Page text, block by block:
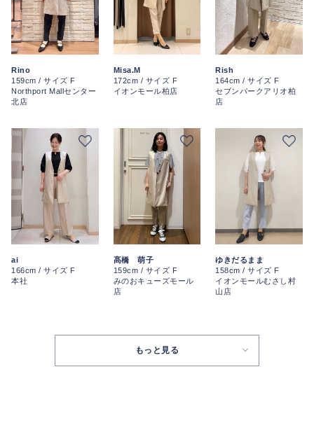
Rino
159cm / サイズ F
Northport Mallセンター
北店
Misa.M
172cm / サイズ F
イオンモール柏店
Rish
164cm / サイズ F
セブンパークアリオ柏
店
ai
166cm / サイズ F
本社
髙橋 萌子
159cm / サイズ F
みのおキューズモール
店
ゆきだるまま
158cm / サイズ F
イオンモールむさし村
山店
もっと見る